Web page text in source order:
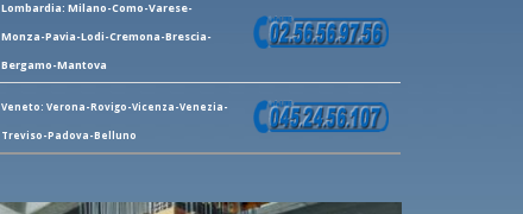
Lombardia: Milano-Como-Varese-
Monza-Pavia-Lodi-Cremona-Brescia-
Bergamo-Mantova
Veneto: Verona-Rovigo-Vicenza-Venezia-
Treviso-Padova-Belluno